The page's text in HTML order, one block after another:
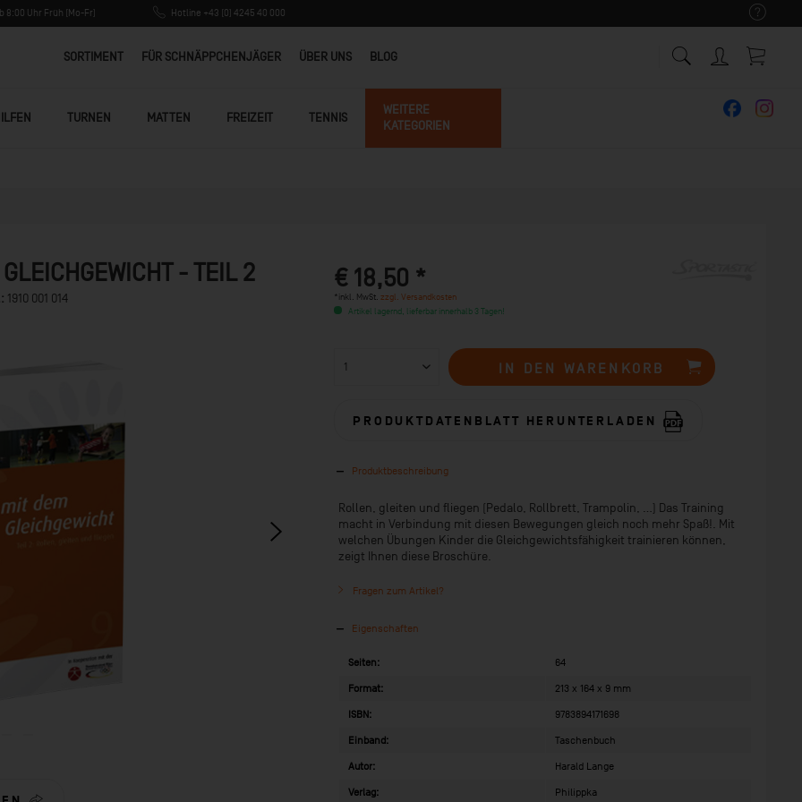
8:00 Uhr Früh (Mo-Fr) Hotline +43 (0) 4245 40 000
SORTIMENT FÜR SCHNÄPPCHENJÄGER ÜBER UNS BLOG
TURNEN MATTEN FREIZEIT TENNIS
WEITERE
KATEGORIEN
- TEIL 2
1910 001 014
€ 18,50 *
*inkl. MwSt.zzgl. Versandkosten
Artikel lagernd, lieferbar innerhalb 3 Tagen!
IN DEN WARENKORB
PRODUKTDATENBLATT HERUNTERLADEN
Produktbeschreibung
Rollen, gleiten und fliegen (Pedalo, Rollbrett, Trampolin, ...) Das Training
macht in Verbindung mit diesen Bewegungen gleich noch mehr Spaß!. Mit
welchen Übungen Kinder die Gleichgewichtsfähigkeit trainieren können,
zeigt Ihnen diese Broschüre.
Fragen zum Artikel?
Eigenschaften
Seiten: 64
Format: 213 x 164 x 9 mm
ISBN: 9783894171698
Einband: Taschenbuch
Autor: Harald Lange
Verlag: Philippka